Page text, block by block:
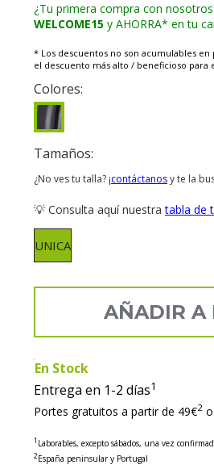
¿Tu primera compra con
WELCOME15 y AHORRA* en tu
* Los descuentos no son acumulables
el descuento más alto / beneficioso para
Colores:
Tamaños:
¿No ves tu talla?¡contáctanosy te la
💡 Consulta aquí nuestratabla de
UNICA
AÑADIR A
En Stock
Entrega en 1-2 días1
Portes gratuitos a partir de 49€2
1 Laborables, excepto sábados, una vez
2España peninsular y Portugal